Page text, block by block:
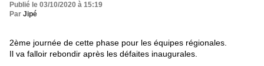
Publié le 03/10/2020 à 15:19
Par Jipé
2ème journée de cette phase pour les équipes régionales.
Il va falloir rebondir après les défaites inaugurales.